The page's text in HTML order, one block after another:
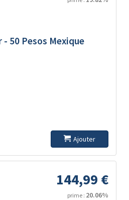
50 Pesos Mexique
Ajouter
144,99 €
prime : 20.06%